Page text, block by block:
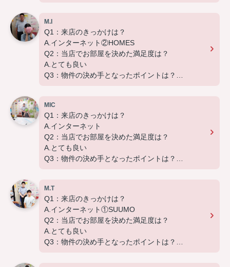
談、その他入居中のお困りごとなどございました
ら、どうぞお気軽にご相談ください。
アパートマンション館は365日毎日キャンペーン
開催中！ お問い合わせは 0297(72)1181までどう
ぞ♪
この度は弊社でのご契約ありがとうございました！
アパートマンション館では、お部屋のご紹介だけで
なく、入居後のアフターフォローもさせて頂いてお
ります。
引越し業者のご紹介やインターネット回線のご相
談、その他入居中のお困りごとなどございました
開催中！ お問い合わせは 0297(72)1181までどう
ぞ♪
M.I
Q1：来店のきっかけは？
A.インターネット②HOMES
Q2：当店でお部屋を決めた満足度は？
A.とても良い
Q3：物件の決め手となったポイントは？
この度は弊社でのご契約ありがとうございました！
アパートマンション館では、お部屋のご紹介だけで
なく、入居後のアフターフォローもさせて頂いてお
ります。
引越し業者のご紹介やインターネット回線のご相
談、その他入居中のお困りごとなどございました
開催中！ お問い合わせは 0297(72)1181までどう
ぞ♪
MIC
Q1：来店のきっかけは？
A.インターネット
Q2：当店でお部屋を決めた満足度は？
A.とても良い
Q3：物件の決め手となったポイントは？
この度は弊社でのご契約ありがとうございました！
アパートマンション館では、お部屋のご紹介だけで
なく、入居後のアフターフォローもさせて頂いてお
ります。
引越し業者のご紹介やインターネット回線のご相
談、その他入居中のお困りごとなどございました
M.T
Q1：来店のきっかけは？
A.インターネット①SUUMO
Q2：当店でお部屋を決めた満足度は？
A.とても良い
Q3：物件の決め手となったポイントは？